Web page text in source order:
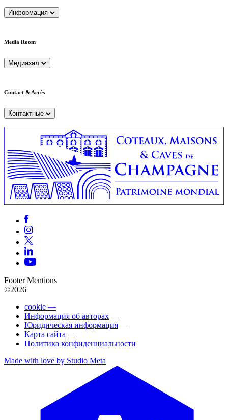
Информация
Media Room
Медиазал
Contact & Accès
Контактные
Footer Mentions
©2026
cookie —
Информация об авторах —
Юридическая информация —
Карта сайта —
Политика конфиденциальности
Made with love by Studio Meta